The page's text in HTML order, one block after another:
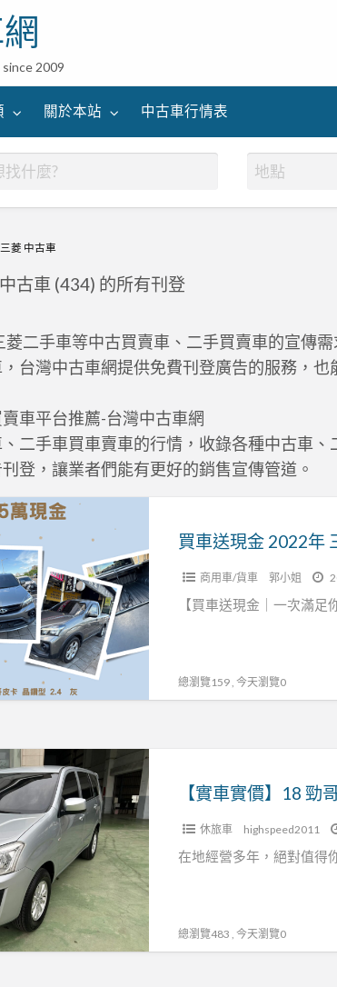
2009
關於本站 中古車行情表
菱 中古車
古車 (434) 的所有刊登
菱二手車等中古買賣車、二手買賣車的宣傳
台灣中古車網提供免費刊登廣告的服務，
車平台推薦-台灣中古車網
二手車買車賣車的行情，收錄各種中古車
登，讓業者們能有更好的銷售宣傳管道。
商用車/貨車 郭小姐
【買車送現金｜一次滿
總瀏覽159 , 今天瀏覽0
休旅車 highspeed2011
在地經營多年，絕對值得
總瀏覽483 , 今天瀏覽0